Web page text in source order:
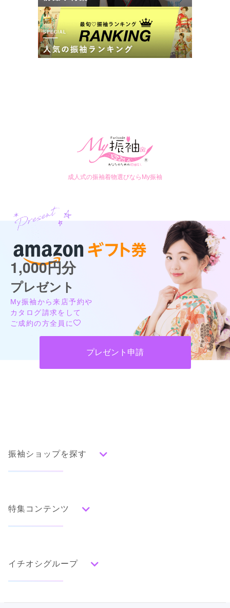
成人式の振袖着物選びならMy振袖
1,000円分
プレゼント
My振袖から来店予約や
カタログ請求をして
ご成約の方全員に
プレゼント申請
振袖ショップを探す
みんなの振袖ランキングトップ
色別ランキング
グレー
白
口コミから探す
特集コンテンツ
ママ振特集
個性的振袖コーディネート特集
成人式レポート
イチオシグループ